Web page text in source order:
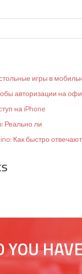
игры в
авторизации на
на iPhone
Реально ли
Как быстро
YOU